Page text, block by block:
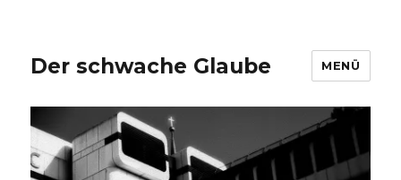
Der schwache Glaube MENÜ